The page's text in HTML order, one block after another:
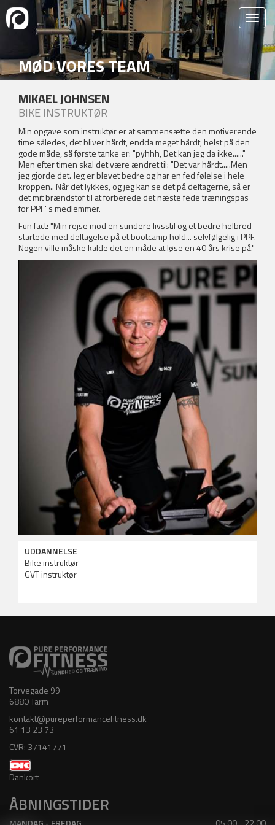
MØD VORES TEAM
MIKAEL JOHNSEN
BIKE INSTRUKTØR
Min opgave som instruktør er at sammensætte den motiverende
time således, det bliver hårdt, endda meget hårdt, helst på den
gode måde, så første tanke er: "pyhhh, Det kan jeg da ikke......"
Men efter timen skal det være ændret til: "Det var hårdt.....Men
jeg gjorde det. Jeg er blevet bedre og har en fed følelse i hele
kroppen.. Når det lykkes, og jeg kan se det på deltagerne, så er
det mit brændstof til at forberede det næste fede træningspas
for PPF' s medlemmer.
Fun fact: "Min rejse mod en sundere livsstil og et bedre helbred
startede med deltagelse på et bootcamp hold... selvfølgelig i PPF.
Nogen ville måske kalde det en måde at løse en 40 års krise på."
UDDANNELSE
Bike instruktør
GVT instruktør
Torvegade 99
6880 Tarm
kontakt@pureperformancefitness.dk
61 13 23 73
CVR: 37141771
Dankort
ÅBNINGSTIDER